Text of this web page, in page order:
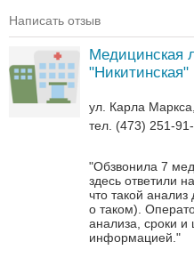
Написать отзыв
Медицинская
"Никитинская"
ул. Карла
тел. (473) 251-
"Обзвонила 7
здесь ответили
что такой
о таком).
анализа, сроки и
информацией."